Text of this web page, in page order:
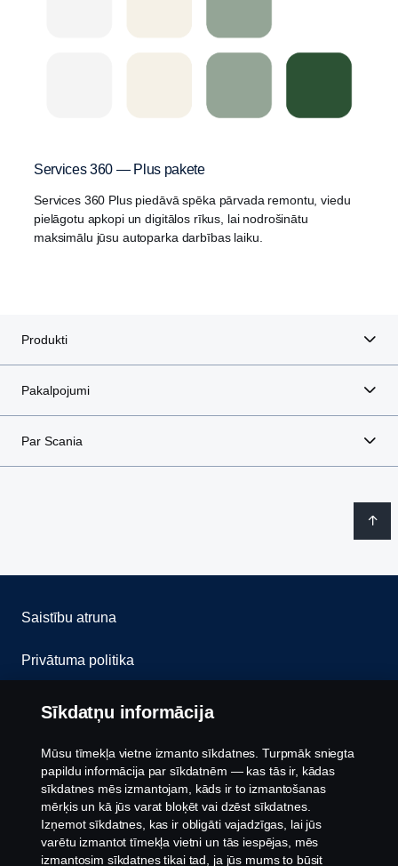
Services 360 — Plus pakete
Services 360 Plus piedāvā spēka pārvada remontu, viedu
pielāgotu apkopi un digitālos rīkus, lai nodrošinātu
maksimālu jūsu autoparka darbības laiku.
Produkti
Pakalpojumi
Par Scania
Saistību atruna
Privātuma politika
Sazinies ar mums
Trauksmes celšana
Sīkfailu politika
Sīkdatņu iestatījumi
Sīkdatņu informācija
Mūsu tīmekļa vietne izmanto sīkdatnes. Turpmāk sniegta
papildu informācija par sīkdatnēm — kas tās ir, kādas
sīkdatnes mēs izmantojam, kāds ir to izmantošanas
mērķis un kā jūs varat bloķēt vai dzēst sīkdatnes.
Izņemot sīkdatnes, kas ir obligāti vajadzīgas, lai jūs
varētu izmantot tīmekļa vietni un tās iespējas, mēs
izmantosim sīkdatnes tikai tad, ja jūs mums to būsit